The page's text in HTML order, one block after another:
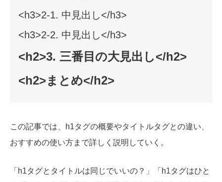
<h3>2-1. 中見出し</h3>
<h3>2-2. 中見出し</h3>
<h2>3. 三番目の大見出し</h2>
<h2>まとめ</h2>
この記事では、h1タグの概要やタイトルタグとの違い、
おすすめの使い方まで詳しく説明していく。
「h1タグとタイトルは同じでいいの？」「h1タグはひと